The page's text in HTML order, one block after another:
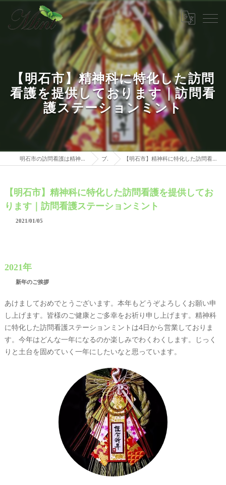
【明石市】精神科に特化した訪問
看護を提供しております｜訪問看
護ステーションミント
明石市の訪問看護は精神科特化 訪問看護ステーションミント ブログ 【明石市】精神科に特化した訪問看護を提供しております｜訪問看護ステーションミント
【明石市】精神科に特化した訪問看護を提供してお
ります｜訪問看護ステーションミント
2021/01/05
2021年
新年のご挨拶
あけましておめでとうございます。本年もどうぞよろしくお願い申
し上げます。皆様のご健康とご多幸をお祈り申し上げます。精神科
に特化した訪問看護ステーションミントは4日から営業しておりま
す。今年はどんな一年になるのか楽しみでわくわくします。じっく
りと土台を固めていく一年にしたいなと思っています。